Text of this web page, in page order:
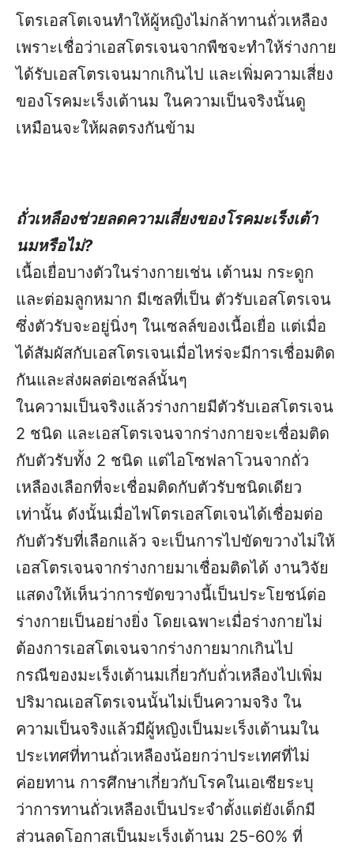
โตรเอสโตเจนทำให้ผู้หญิงไม่กล้าทานถั่วเหลือง
เพราะเชื่อว่าเอสโตรเจนจากพืชจะทำให้ร่างกาย
ได้รับเอสโตรเจนมากเกินไป และเพิ่มความเสี่ยง
ของโรคมะเร็งเต้านม ในความเป็นจริงนั้นดู
เหมือนจะให้ผลตรงกันข้าม
ถั่วเหลืองช่วยลดความเสี่ยงของโรคมะเร็งเต้า
นมหรือไม่?
เนื้อเยื่อบางตัวในร่างกายเช่น เต้านม กระดูก
และต่อมลูกหมาก มีเซลที่เป็น ตัวรับเอสโตรเจน
ซึ่งตัวรับจะอยู่นิ่งๆ ในเซลล์ของเนื้อเยื่อ แต่เมื่อ
ได้สัมผัสกับเอสโตรเจนเมื่อไหร่จะมีการเชื่อมติด
กันและส่งผลต่อเซลล์นั้นๆ
ในความเป็นจริงแล้วร่างกายมีตัวรับเอสโตรเจน
2 ชนิด และเอสโตรเจนจากร่างกายจะเชื่อมติด
กับตัวรับทั้ง 2 ชนิด แต่ไอโซฟลาโวนจากถั่ว
เหลืองเลือกที่จะเชื่อมติดกับตัวรับชนิดเดียว
เท่านั้น ดังนั้นเมื่อไฟโตรเอสโตเจนได้เชื่อมต่อ
กับตัวรับที่เลือกแล้ว จะเป็นการไปขัดขวางไม่ให้
เอสโตรเจนจากร่างกายมาเชื่อมติดได้ งานวิจัย
แสดงให้เห็นว่าการขัดขวางนี้เป็นประโยชน์ต่อ
ร่างกายเป็นอย่างยิ่ง โดยเฉพาะเมื่อร่างกายไม่
ต้องการเอสโตเจนจากร่างกายมากเกินไป
กรณีของมะเร็งเต้านมเกี่ยวกับถั่วเหลืองไปเพิ่ม
ปริมาณเอสโตรเจนนั้นไม่เป็นความจริง ใน
ความเป็นจริงแล้วมีผู้หญิงเป็นมะเร็งเต้านมใน
ประเทศที่ทานถั่วเหลืองน้อยกว่าประเทศที่ไม่
ค่อยทาน การศึกษาเกี่ยวกับโรคในเอเซียระบุ
ว่าการทานถั่วเหลืองเป็นประจำตั้งแต่ยังเด็กมี
ส่วนลดโอกาสเป็นมะเร็งเต้านม 25-60% ที่